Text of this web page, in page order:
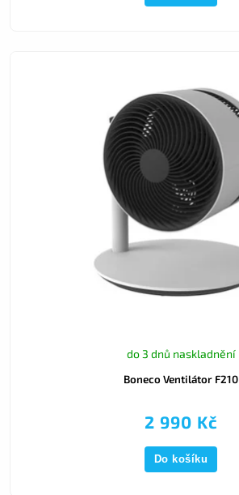
Boneco Ventilátor F210
do 3 dnů naskladnění
2 990 Kč
Do košíku